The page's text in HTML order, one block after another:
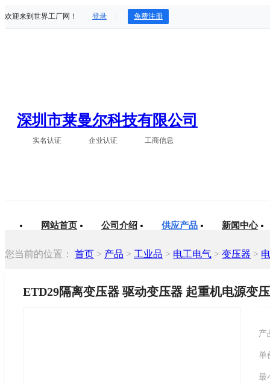
欢迎来到世界工厂网！ 登录 免费注册
深圳市莱曼尔科技有限公司
实名认证 企业认证 工商信息
网站首页 公司介绍 供应产品 新闻中心
您当前的位置： 首页 > 产品 > 工业品 > 电工电气 > 变压器 >
ETD29隔离变压器 驱动变压器 起重机电源变
产
单
最